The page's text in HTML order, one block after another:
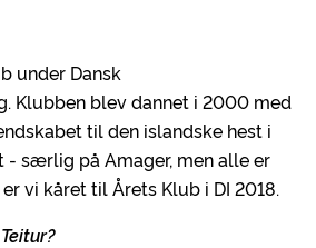
under Dansk
Klubben blev dannet i 2000 med
til den islandske hest i
- særlig på Amager, men alle er
vi kåret til Årets Klub i DI 2018.